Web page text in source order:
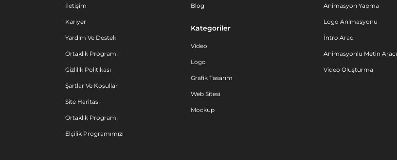
İletişim
Kariyer
Yardım Ve Destek
Ortaklık Programı
Gizlilik Politikası
Şartlar Ve Koşullar
Site Haritası
Ortaklık Programı
Elçilik Programımızı
Blog
Kategoriler
Video
Logo
Grafik Tasarım
Web Sitesi
Mockup
Animasyon Yapma
Logo Animasyonu
İntro Aracı
Animasyonlu Metin Aracı
Video Oluşturma